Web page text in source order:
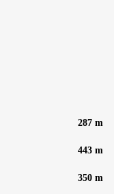
287 m
443 m
350 m